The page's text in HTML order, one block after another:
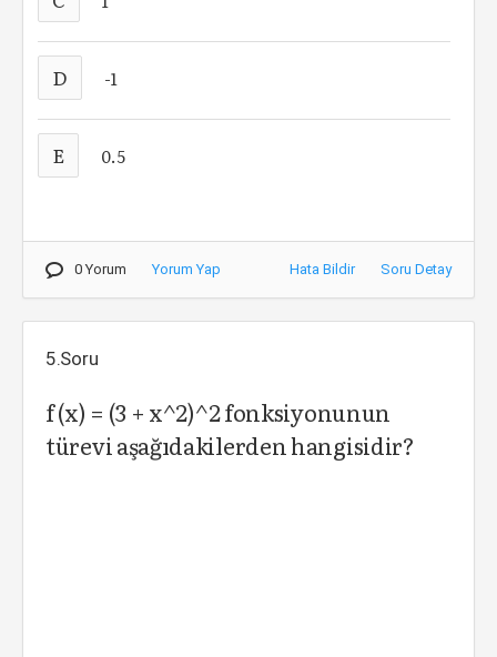
D -1
E 0.5
0 Yorum Yorum Yap Hata Bildir Soru Detay
5.Soru
f (x) = (3 + x^2)^2 fonksiyonunun
türevi aşağıdakilerden hangisidir?